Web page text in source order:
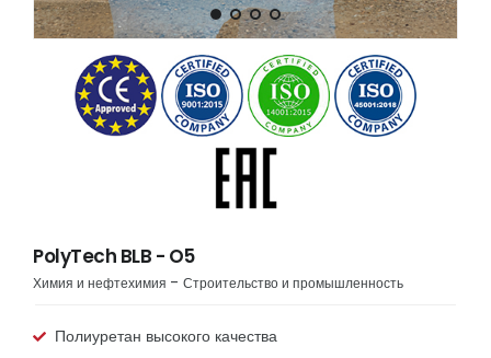
PolyTech BLB - O5
Химия и нефтехимия Строительство и промышленность
Полиуретан высокого качества